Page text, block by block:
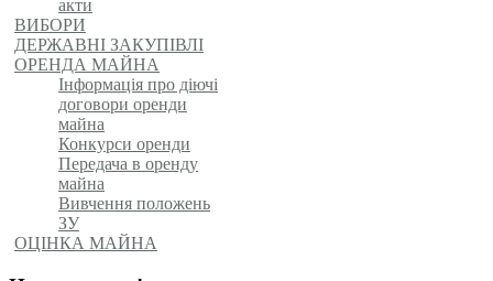
акти
ВИБОРИ
ДЕРЖАВНІ ЗАКУПІВЛІ
ОРЕНДА МАЙНА
Інформація про діючі
договори оренди
майна
Конкурси оренди
Передача в оренду
майна
Вивчення положень
ЗУ
ОЦІНКА МАЙНА